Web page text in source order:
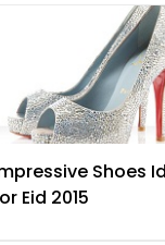
ٹپ
Shoes
Eid 2015